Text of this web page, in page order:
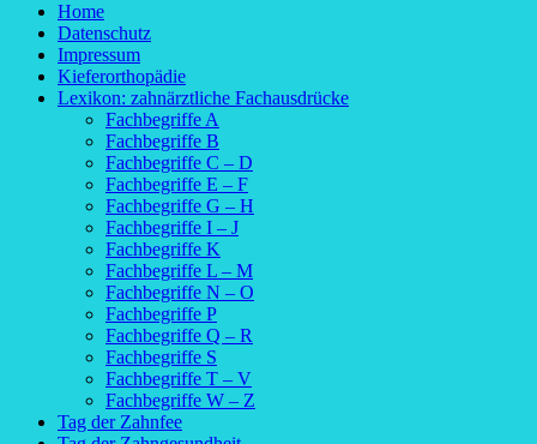
Home
Datenschutz
Impressum
Kieferorthopädie
Lexikon: zahnärztliche Fachausdrücke
Fachbegriffe A
Fachbegriffe B
Fachbegriffe C – D
Fachbegriffe E – F
Fachbegriffe G – H
Fachbegriffe I – J
Fachbegriffe K
Fachbegriffe L – M
Fachbegriffe N – O
Fachbegriffe P
Fachbegriffe Q – R
Fachbegriffe S
Fachbegriffe T – V
Fachbegriffe W – Z
Tag der Zahnfee